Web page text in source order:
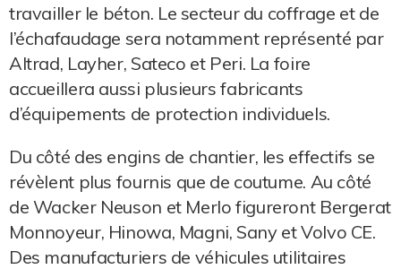
travailler le béton. Le secteur du coffrage et de
l’échafaudage sera notamment représenté par
Altrad, Layher, Sateco et Peri. La foire
accueillera aussi plusieurs fabricants
d’équipements de protection individuels.
Du côté des engins de chantier, les effectifs se
révèlent plus fournis que de coutume. Au côté
de Wacker Neuson et Merlo figureront Bergerat
Monnoyeur, Hinowa, Magni, Sany et Volvo CE.
Des manufacturiers de véhicules utilitaires